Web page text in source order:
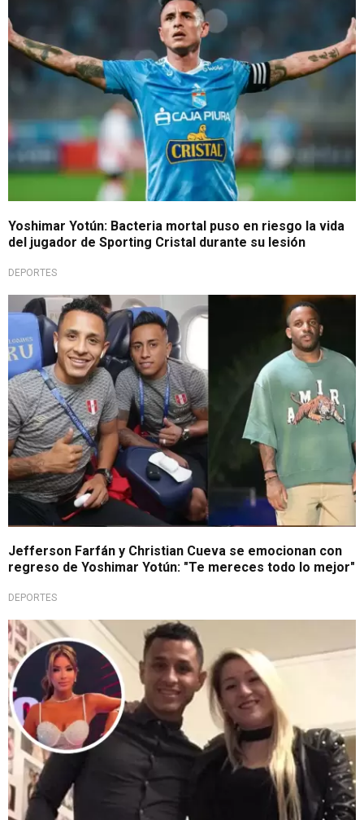
Yoshimar Yotún: Bacteria mortal puso en riesgo la vida
del jugador de Sporting Cristal durante su lesión
DEPORTES
Sentimiento fraterno
Jefferson Farfán y Christian Cueva se emocionan con
regreso de Yoshimar Yotún: "Te mereces todo lo mejor"
DEPORTES
Tras confesión en EVDLV